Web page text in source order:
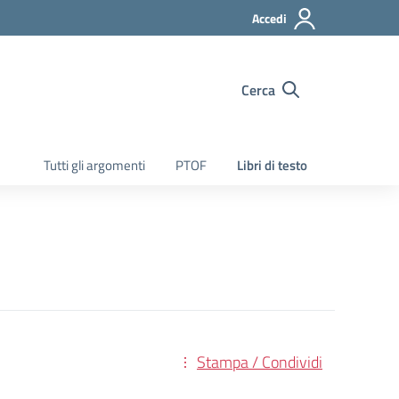
Accedi
Cerca
Tutti gli argomenti PTOF Libri di testo
Stampa / Condividi